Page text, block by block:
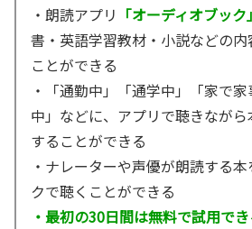
・朗読アプリ 「オーディオブック」
書・英語学習教材・小説などの内
ことができる
・「通勤中」「通学中」「家で
中」などに、アプリで聴きなが
することができる
・ナレーターや声優が朗読する
クで聴くことができる
・最初の30日間は無料で試用で